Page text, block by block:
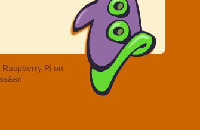
. Raspberry Pi on